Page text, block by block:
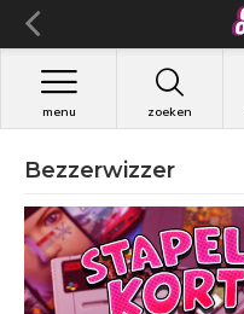
zoeken
menu
Bezzerwizzer